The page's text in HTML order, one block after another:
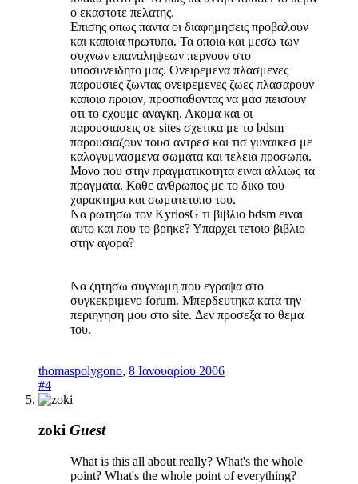
ο εκαστοτε πελατης.
Επισης οπως παντα οι διαφημησεις προβαλουν
και καποια πρωτυπα. Τα οποια και μεσω των
συχνων επαναληψεων περνουν στο
υποσυνειδητο μας. Ονειρεμενα πλασμενες
παρουσιες ζωντας ονειρεμενες ζωες πλασαρουν
καποιο προιον, προσπαθοντας να μασ πεισουν
οτι το εχουμε αναγκη. Ακομα και οι
παρουσιασεις σε sites σχετικα με το bdsm
παρουσιαζουν τουσ αντρεσ και τισ γυναικεσ με
καλογυμνασμενα σωματα και τελεια προσωπα.
Μονο που στην πραγματικοτητα ειναι αλλιως τα
πραγματα. Καθε ανθρωπος με το δικο του
χαρακτηρα και σωματετυπο του.
Να ρωτησω τον KyriosG τι βιβλιο bdsm ειναι
αυτο και που το βρηκε? Υπαρχει τετοιο βιβλιο
στην αγορα?
Να ζητησω συγνωμη που εγραψα στο
συγκεκριμενο forum. Μπερδευτηκα κατα την
περιηγηση μου στο site. Δεν προσεξα το θεμα
του.
thomaspolygono, 8 Ιανουαρίου 2006
#4
zoki Guest
What is this all about really? What's the whole
point? What's the whole point of everything?